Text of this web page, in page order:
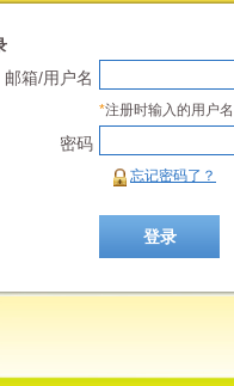
邮箱/用户名
*注册时输入的用户名
密码
忘记密码了？